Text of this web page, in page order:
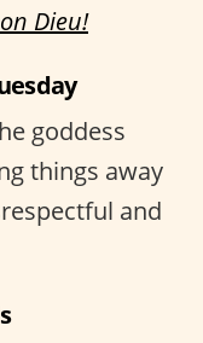
Dieu!
goddess
things away
and